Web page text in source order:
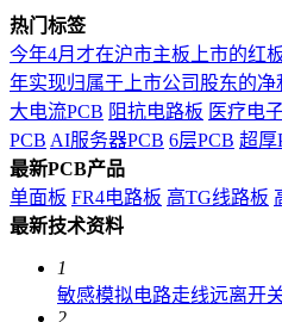
热门标签
今年4月才在沪市主板上市的红
年实现归属于上市公司股东的净
大电流PCB 阻抗电路板 医疗电
PCB AI服务器PCB 6层PCB 超厚
最新PCB产品
单面板 FR4电路板 高TG线路板
最新技术资料
1
敏感模拟电路走线远离开
2